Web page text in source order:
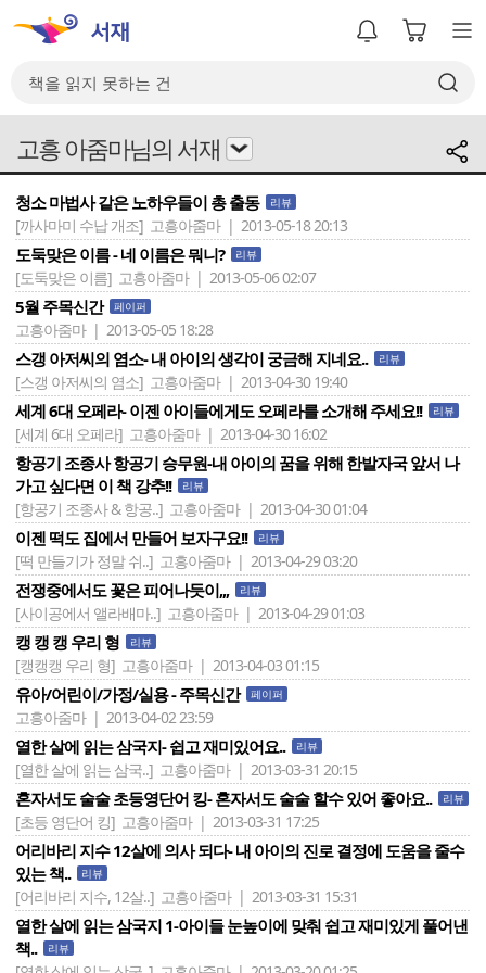
고흥 아줌마님의 서재
청소 마법사 같은 노하우들이 총 출동 리뷰
[까사마미 수납 개조] 고흥아줌마 | 2013-05-18 20:13
도둑맞은 이름 - 네 이름은 뭐니? 리뷰
[도둑맞은 이름] 고흥아줌마 | 2013-05-06 02:07
5월 주목신간 페이퍼
고흥아줌마 | 2013-05-05 18:28
스갱 아저씨의 염소- 내 아이의 생각이 궁금해 지네요.. 리뷰
[스갱 아저씨의 염소] 고흥아줌마 | 2013-04-30 19:40
세계 6대 오페라- 이젠 아이들에게도 오페라를 소개해 주세요!! 리뷰
[세계 6대 오페라] 고흥아줌마 | 2013-04-30 16:02
항공기 조종사 항공기 승무원-내 아이의 꿈을 위해 한발자국 앞서 나
가고 싶다면 이 책 강추!!
리뷰
[항공기 조종사 & 항공..] 고흥아줌마 | 2013-04-30 01:04
이젠 떡도 집에서 만들어 보자구요!! 리뷰
[떡 만들기가 정말 쉬..] 고흥아줌마 | 2013-04-29 03:20
전쟁중에서도 꽃은 피어나듯이,,, 리뷰
[사이공에서 앨라배마..] 고흥아줌마 | 2013-04-29 01:03
캥 캥 캥 우리 형 리뷰
[캥캥캥 우리 형] 고흥아줌마 | 2013-04-03 01:15
유아/어린이/가정/실용 - 주목신간 페이퍼
고흥아줌마 | 2013-04-02 23:59
열한 살에 읽는 삼국지- 쉽고 재미있어요.. 리뷰
[열한 살에 읽는 삼국..] 고흥아줌마 | 2013-03-31 20:15
혼자서도 술술 초등영단어 킹- 혼자서도 술술 할수 있어 좋아요.. 리뷰
[초등 영단어 킹] 고흥아줌마 | 2013-03-31 17:25
어리바리 지수 12살에 의사 되다- 내 아이의 진로 결정에 도움을 줄수
있는 책..
리뷰
[어리바리 지수, 12살..] 고흥아줌마 | 2013-03-31 15:31
열한 살에 읽는 삼국지 1-아이들 눈높이에 맞춰 쉽고 재미있게 풀어낸
책..
리뷰